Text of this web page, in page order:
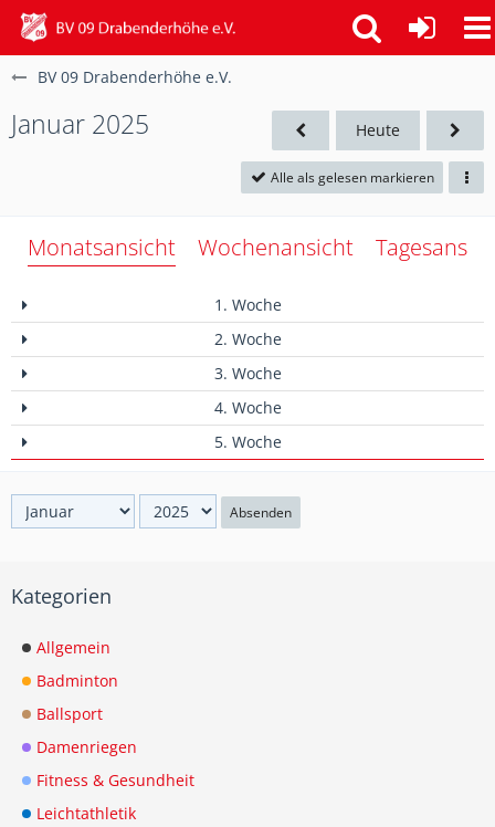
BV 09 Drabenderhöhe e.V.
Januar 2025 Heute
Alle als gelesen markieren
Monatsansicht Wochenansicht
1. Woche
2. Woche
3. Woche
4. Woche
5. Woche
Absenden
Kategorien
Allgemein
Badminton
Ballsport
Damenriegen
Fitness & Gesundheit
Leichtathletik